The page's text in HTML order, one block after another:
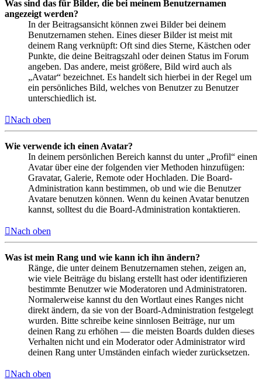
Was sind das für Bilder, die bei meinem Benutzernamen
angezeigt werden?
In der Beitragsansicht können zwei Bilder bei deinem
Benutzernamen stehen. Eines dieser Bilder ist meist mit
deinem Rang verknüpft: Oft sind dies Sterne, Kästchen oder
Punkte, die deine Beitragszahl oder deinen Status im Forum
angeben. Das andere, meist größere, Bild wird auch als
„Avatar“ bezeichnet. Es handelt sich hierbei in der Regel um
ein persönliches Bild, welches von Benutzer zu Benutzer
unterschiedlich ist.
Nach oben
Wie verwende ich einen Avatar?
In deinem persönlichen Bereich kannst du unter „Profil“ einen
Avatar über eine der folgenden vier Methoden hinzufügen:
Gravatar, Galerie, Remote oder Hochladen. Die Board-
Administration kann bestimmen, ob und wie die Benutzer
Avatare benutzen können. Wenn du keinen Avatar benutzen
kannst, solltest du die Board-Administration kontaktieren.
Nach oben
Was ist mein Rang und wie kann ich ihn ändern?
Ränge, die unter deinem Benutzernamen stehen, zeigen an,
wie viele Beiträge du bislang erstellt hast oder identifizieren
bestimmte Benutzer wie Moderatoren und Administratoren.
Normalerweise kannst du den Wortlaut eines Ranges nicht
direkt ändern, da sie von der Board-Administration festgelegt
wurden. Bitte schreibe keine sinnlosen Beiträge, nur um
deinen Rang zu erhöhen — die meisten Boards dulden dieses
Verhalten nicht und ein Moderator oder Administrator wird
deinen Rang unter Umständen einfach wieder zurücksetzen.
Nach oben